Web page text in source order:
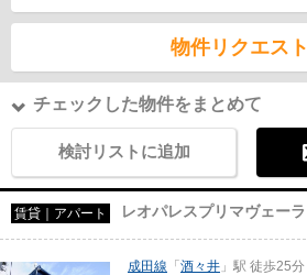
物件リクエスト
チェックした物件をまとめて
検討リストに追加
賃貸｜アパート レオパレスプリマヴェーラ
成田線 「酒々井 」駅 徒歩25分